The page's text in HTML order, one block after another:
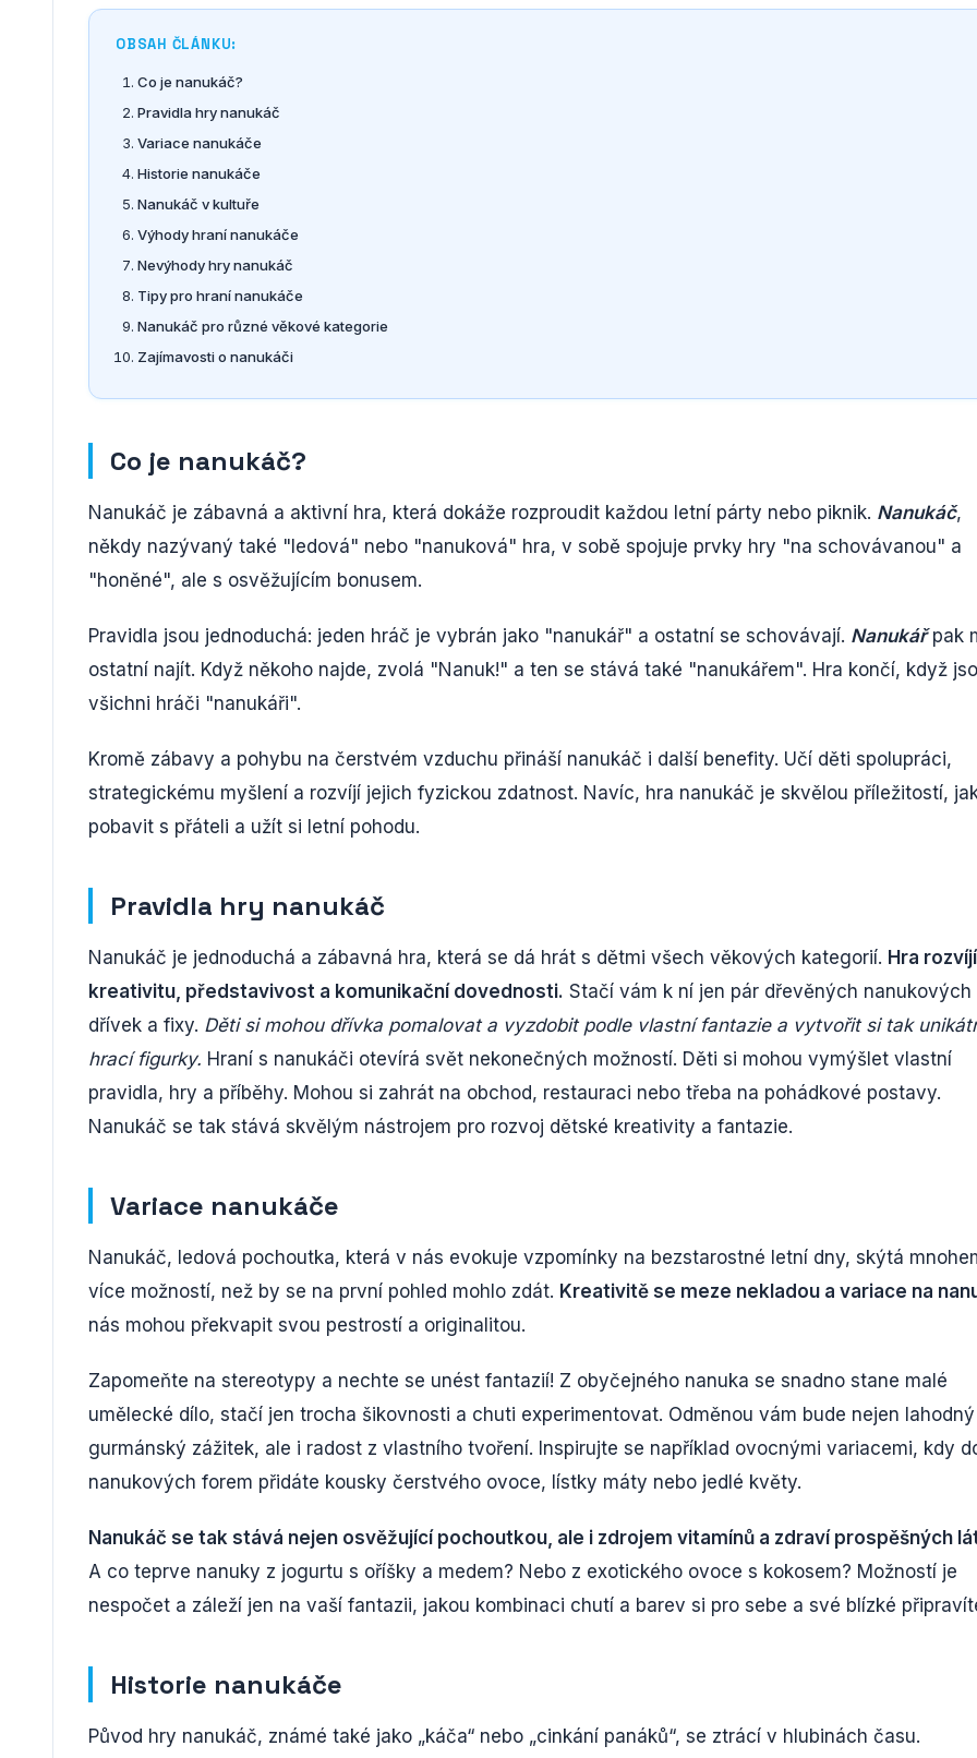
OBSAH ČLÁNKU:
Co je nanukáč?
Pravidla hry nanukáč
Variace nanukáče
Historie nanukáče
Nanukáč v kultuře
Výhody hraní nanukáče
Nevýhody hry nanukáč
Tipy pro hraní nanukáče
Nanukáč pro různé věkové kategorie
Zajímavosti o nanukáči
Co je nanukáč?
Nanukáč je zábavná a aktivní hra, která dokáže rozproudit každou letní párty nebo piknik. Nanukáč,
někdy nazývaný také "ledová" nebo "nanuková" hra, v sobě spojuje prvky hry "na schovávanou" a
"honěné", ale s osvěžujícím bonusem.
Pravidla jsou jednoduchá: jeden hráč je vybrán jako "nanukář" a ostatní se schovávají. Nanukářpak
ostatní najít. Když někoho najde, zvolá "Nanuk!" a ten se stává také "nanukářem". Hra končí, když
všichni hráči "nanukáři".
Kromě zábavy a pohybu na čerstvém vzduchu přináší nanukáč i další benefity. Učí děti spolupráci,
strategickému myšlení a rozvíjí jejich fyzickou zdatnost. Navíc, hra nanukáč je skvělou příležitostí,
pobavit s přáteli a užít si letní pohodu.
Pravidla hry nanukáč
Nanukáč je jednoduchá a zábavná hra, která se dá hrát s dětmi všech věkových kategorií. Hra rozvíjí
kreativitu, představivost a komunikační dovednosti. Stačí vám k ní jen pár dřevěných nanukových
dřívek a fixy. Děti si mohou dřívka pomalovat a vyzdobit podle vlastní fantazie a vytvořit si tak
hrací figurky. Hraní s nanukáči otevírá svět nekonečných možností. Děti si mohou vymýšlet vlastní
pravidla, hry a příběhy. Mohou si zahrát na obchod, restauraci nebo třeba na pohádkové postavy.
Nanukáč se tak stává skvělým nástrojem pro rozvoj dětské kreativity a fantazie.
Variace nanukáče
Nanukáč, ledová pochoutka, která v nás evokuje vzpomínky na bezstarostné letní dny, skýtá
více možností, než by se na první pohled mohlo zdát. Kreativitě se meze nekladou a variace na
nás mohou překvapit svou pestrostí a originalitou.
Zapomeňte na stereotypy a nechte se unést fantazií! Z obyčejného nanuka se snadno stane malé
umělecké dílo, stačí jen trocha šikovnosti a chuti experimentovat. Odměnou vám bude nejen lahodný
gurmánský zážitek, ale i radost z vlastního tvoření. Inspirujte se například ovocnými variacemi, kdy
nanukových forem přidáte kousky čerstvého ovoce, lístky máty nebo jedlé květy.
Nanukáč se tak stává nejen osvěžující pochoutkou, ale i zdrojem vitamínů a zdraví prospěšných
A co teprve nanuky z jogurtu s oříšky a medem? Nebo z exotického ovoce s kokosem? Možností je
nespočet a záleží jen na vaší fantazii, jakou kombinaci chutí a barev si pro sebe a své blízké
Historie nanukáče
Původ hry nanukáč, známé také jako „káča“ nebo „cinkání panáků“, se ztrácí v hlubinách času.